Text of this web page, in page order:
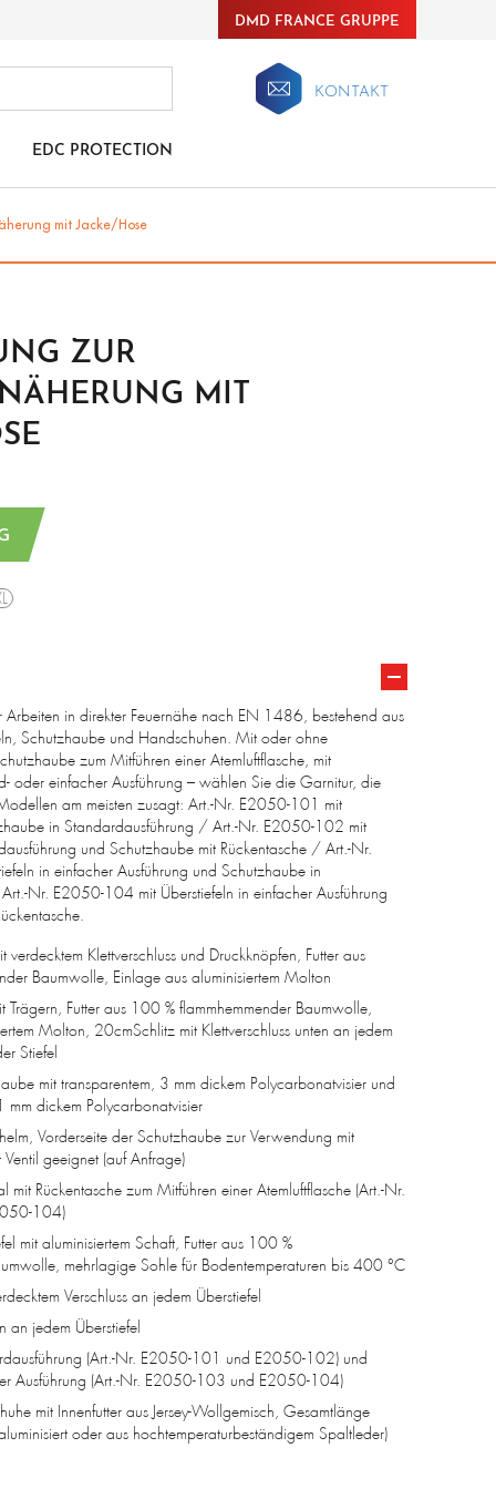
DMD FRANCE GRUPPE
KONTAKT
EDC PROTECTION
mit Jacke/Hose
ZUR
MIT
Arbeiten in direkter Feuernähe nach EN 1486, bestehend aus
Schutzhaube und Handschuhen. Mit oder ohne
zum Mitführen einer Atemluftflasche, mit
oder einfacher Ausführung – wählen Sie die Garnitur, die
am meisten zusagt: Art.-Nr. E2050-101 mit
in Standardausführung / Art.-Nr. E2050-102 mit
und Schutzhaube mit Rückentasche / Art.-Nr.
in einfacher Ausführung und Schutzhaube in
Nr. E2050-104 mit Überstiefeln in einfacher Ausführung
verdecktem Klettverschluss und Druckknöpfen, Futter aus
Baumwolle, Einlage aus aluminisiertem Molton
Trägern, Futter aus 100 % flammhemmender Baumwolle,
Molton, 20­cm­Schlitz mit Klettverschluss unten an jedem
Stiefel
mit transparentem, 3 mm dickem Polycarbonatvisier und
mm dickem Polycarbonatvisier
Vorderseite der Schutzhaube zur Verwendung mit
Ventil geeignet (auf Anfrage)
mit Rückentasche zum Mitführen einer Atemluftflasche (Art.-Nr.
104)
mit aluminisiertem Schaft, Futter aus 100 %
mehrlagige Sohle für Bodentemperaturen bis 400 °C
Verschluss an jedem Überstiefel
an jedem Überstiefel
(Art.-Nr. E2050-101 und E2050-102) und
Ausführung (Art.-Nr. E2050-103 und E2050-104)
mit Innenfutter aus Jersey-Wollgemisch, Gesamtlänge
oder aus hochtemperaturbeständigem Spaltleder)